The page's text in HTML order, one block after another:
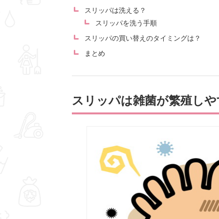
スリッパは洗える？
スリッパを洗う手順
スリッパの買い替えのタイミングは？
まとめ
スリッパは雑菌が繁殖し